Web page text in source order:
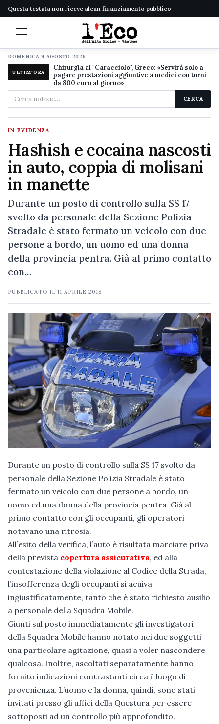
Questa testata non riceve alcun finanziamento pubblico
DOMENICA 9 AGOSTO 2026
ULTIM'ORA
Chirurgia al "Caracciolo", Greco: «Servirà solo a
pagare prestazioni aggiuntive a medici con turni
da 800 euro al giorno»
Cerca
nel
sito
CERCA
IN EVIDENZA
Hashish e cocaina nascosti
in auto, coppia di molisani
in manette
Durante un posto di controllo sulla SS 17
svolto da personale della Sezione Polizia
Stradale è stato fermato un veicolo con due
persone a bordo, un uomo ed una donna
della provincia pentra. Già al primo contatto
con…
PUBBLICATO IL11 APRILE 2018
Durante un posto di controllo sulla SS 17 svolto da
personale della Sezione Polizia Stradale è stato
fermato un veicolo con due persone a bordo, un
uomo ed una donna della provincia pentra. Già al
primo contatto con gli occupanti, gli operatori
notavano una ritrosia.
All’esito della verifica, l’auto è risultata marciare priva
della prevista copertura assicurativa, ed alla
contestazione della violazione al Codice della Strada,
l’insofferenza degli occupanti si acuiva
ingiustificatamente, tanto che è stato richiesto ausilio
a personale della Squadra Mobile.
Giunti sul posto immediatamente gli investigatori
della Squadra Mobile hanno notato nei due soggetti
una particolare agitazione, quasi a voler nascondere
qualcosa. Inoltre, ascoltati separatamente hanno
fornito indicazioni contrastanti circa il luogo di
provenienza. L’uomo e la donna, quindi, sono stati
invitati presso gli uffici della Questura per essere
sottoposti ad un controllo più approfondito.